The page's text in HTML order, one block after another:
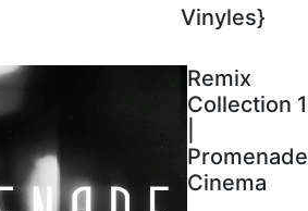
Vinyles}
Remix
Collection 1
Promenade
Cinema